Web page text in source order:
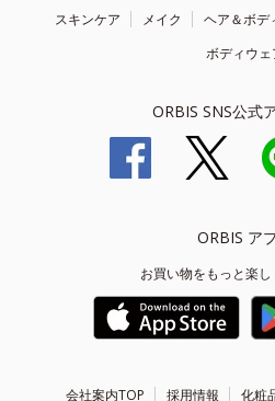
スキンケア メイク ヘア＆ボデ
ボディウェ
ORBIS SNS公式
ORBIS ア
お買い物をもっと楽し
会社案内TOP 採用情報 化粧